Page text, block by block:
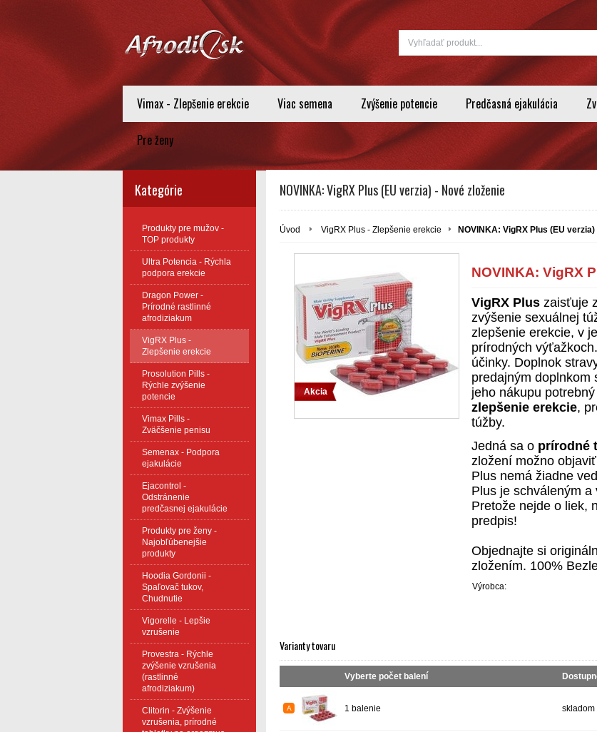
Vimax - Zlepšenie erekcie Viac semena Zvýšenie potencie Predčasná ejakulácia
Pre ženy
Kategórie
Produkty pre mužov -
TOP produkty
Ultra Potencia - Rýchla
podpora erekcie
Dragon Power -
Prírodné rastlinné
afrodiziakum
VigRX Plus -
Zlepšenie erekcie
Prosolution Pills -
Rýchle zvýšenie
potencie
Vimax Pills -
Zväčšenie penisu
Semenax - Podpora
ejakulácie
Ejacontrol -
Odstránenie
predčasnej ejakulácie
Produkty pre ženy -
Najobľúbenejšie
produkty
Hoodia Gordonii -
Spaľovač tukov,
Chudnutie
Vigorelle - Lepšie
vzrušenie
Provestra - Rýchle
zvýšenie vzrušenia
(rastlinné
afrodiziakum)
Clitorin - Zvýšenie
vzrušenia, prírodné
NOVINKA: VigRX Plus (EU verzia) - Nové zloženie
Úvod VigRX Plus - Zlepšenie erekcie NOVINKA: VigRX Plus (EU
Akcia
NOVINKA: VigRX
VigRX Plus zaisťuje
zvýšenie sexuálnej
zlepšenie erekcie, v
prírodných
účinky. Doplnok
predajným doplnkom
jeho nákupu
zlepšenie erekcie,
túžby.
Jedná sa o prírodné
zložení možno
Plus nemá žiadne
Plus je schváleným
Pretože nejde o liek,
predpis!
Objednajte si
zložením. 100%
Výrobca:
Varianty tovaru
Vyberte počet balení
A 1 balenie skladom